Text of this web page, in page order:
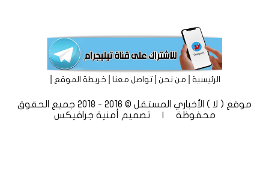
الرئيسية|من نحن|تواصل معنا|خريطة الموقع
موقع ( لا ) الأخباري المستقل © 2016 - 2018 جميع الحقوق
محفوظة | تصميم
أمنية جرافيكس